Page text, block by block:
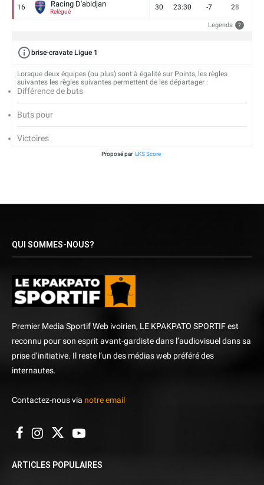
16 Racing D'abidjan
Relégué
30 23:30 -7 28
Legenda ?
brise-cravate Ligue 1
Lorsque deux équipes (ou plus) sont à égalité sur Points, les règles
suivantes les règles suivantes permettent de les départager :
Différence de buts
Buts pour
Victoires
Proposé par LKS Score
QUI SOMMES-NOUS?
Premier Media Sportif Web ivoirien, LE KPAKPATO SPORTIF est
reconnu pour son esprit avant-gardiste dans l’audiovisuel dans sa
prise d’initiative. Il reste l’un des médias web préféré des
internautes.
Contactez-nous via notre email
ARTICLES POPULAIRES